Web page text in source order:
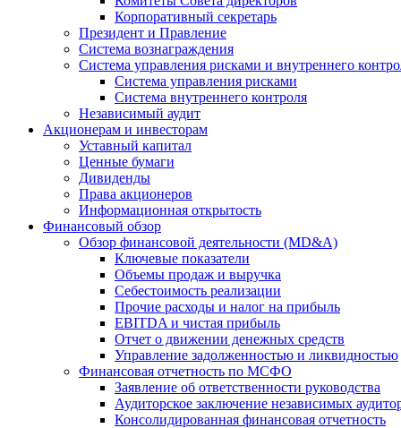
Корпоративный секретарь
Президент и Правление
Система вознаграждения
Система управления рисками и внутреннего
Система управления рисками
Система внутреннего контроля
Независимый аудит
Акционерам и инвесторам
Уставный капитал
Ценные бумаги
Дивиденды
Права акционеров
Информационная открытость
Финансовый обзор
Обзор финансовой деятельности (MD&A)
Ключевые показатели
Объемы продаж и выручка
Себестоимость реализации
Прочие расходы и налог на прибыль
EBITDA и чистая прибыль
Отчет о движении денежных средств
Управление задолженностью и ликвидностью
Финансовая отчетность по МСФО
Заявление об ответственности руководства
Аудиторское заключение независимых
Консолидированная финансовая отчетность